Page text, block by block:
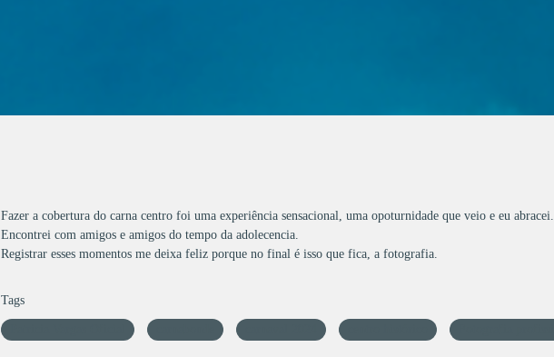
Fazer a cobertura do carna centro foi uma experiência sensacional, uma opoturnidade que veio e eu abracei.
Encontrei com amigos e amigos do tempo da adolecencia.
Registrar esses momentos me deixa feliz porque no final é isso que fica, a fotografia.
Tags